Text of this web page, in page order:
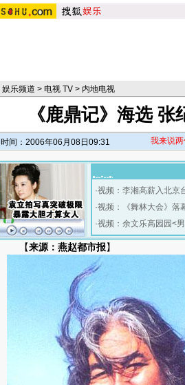
娱乐频道 > 电视 TV > 内地电视
《鹿鼎记》海选
时间：2006年06月08日09:31 我来说两
·视频：李湘高薪入北京
·视频：《舞林大会》落
·视频：余文乐高园园<
【来源：燕赵都市报】